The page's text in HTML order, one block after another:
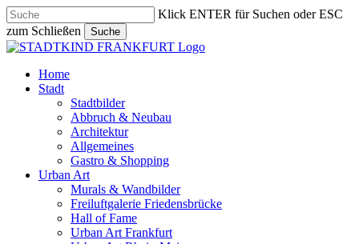
Skip
to
main
content
Klick ENTER für Suchen oder ESC
zum Schließen
Suche
Close
search
Menu
Home
Stadt
Stadtbilder
Abbruch & Neubau
Architektur
Allgemeines
Gastro & Shopping
Urban Art
Murals & Wandbilder
Freiluftgalerie Friedensbrücke
Hall of Fame
Urban Art Frankfurt